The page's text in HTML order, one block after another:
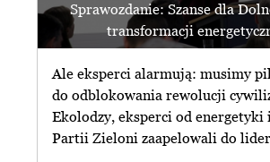
Sprawozdanie: Szanse dla
transformacji
Ale eksperci alarmują: musimy
do odblokowania rewolucji
Ekolodzy, eksperci od energetyki i
Partii Zieloni zaapelowali do